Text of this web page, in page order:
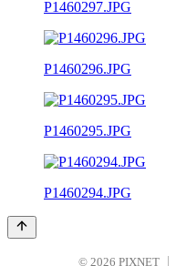
P1460297.JPG
P1460296.JPG
P1460295.JPG
P1460294.JPG
© 2026 PIXNET